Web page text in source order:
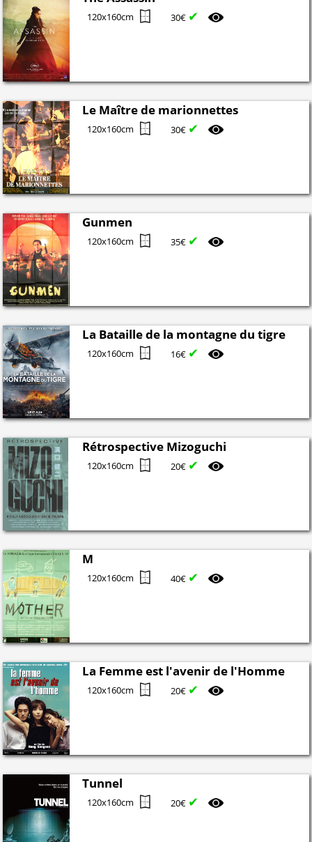
120x160cm 30€ ✔
Le Maître de marionnettes
120x160cm 30€ ✔
Gunmen
120x160cm 35€ ✔
La Bataille de la montagne du tigre
120x160cm 16€ ✔
Rétrospective Mizoguchi
120x160cm 20€ ✔
M
120x160cm 40€ ✔
La Femme est l'avenir de l'Homme
120x160cm 20€ ✔
Tunnel
120x160cm 20€ ✔